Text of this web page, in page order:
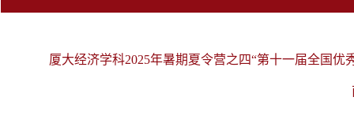
厦大经济学科2025年暑期夏令营之四“第十一届全国